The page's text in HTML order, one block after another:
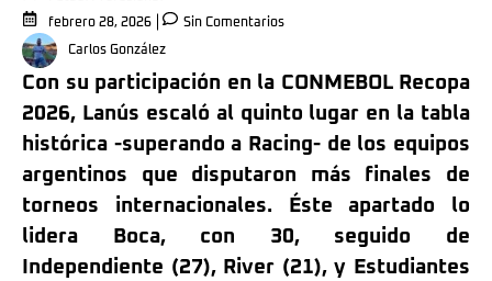
febrero 28, 2026
Sin Comentarios
Carlos González
Con su participación en la CONMEBOL Recopa
2026, Lanús escaló al quinto lugar en la tabla
histórica -superando a Racing- de los equipos
argentinos que disputaron más finales de
torneos internacionales. Éste apartado lo
lidera Boca, con 30, seguido de
Independiente (27), River (21), y Estudiantes